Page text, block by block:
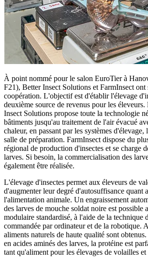
À point nommé pour le salon EuroTier à
F21), Better Insect Solutions et FarmInsect ont
coopération. L'objectif est d'établir l'élevage
deuxième source de revenus pour les
Insect Solutions propose toute la technologie
bâtiments jusqu'au traitement de l'air évacué
chaleur, en passant par les systèmes
salle de préparation. FarmInsect dispose du
régional de production d'insectes et se charge
larves. Si besoin, la commercialisation des
également être réalisée.
L'élevage d'insectes permet aux éleveurs de
d'augmenter leur degré d'autosuffisance quant
l'alimentation animale. Un engraissement
des larves de mouche soldat noire est possible
modulaire standardisé, à l'aide de la technique
commandée par ordinateur et de la robotique.
aliments naturels de haute qualité sont
en acides aminés des larves, la protéine est
tant qu'aliment pour les élevages de volailles et